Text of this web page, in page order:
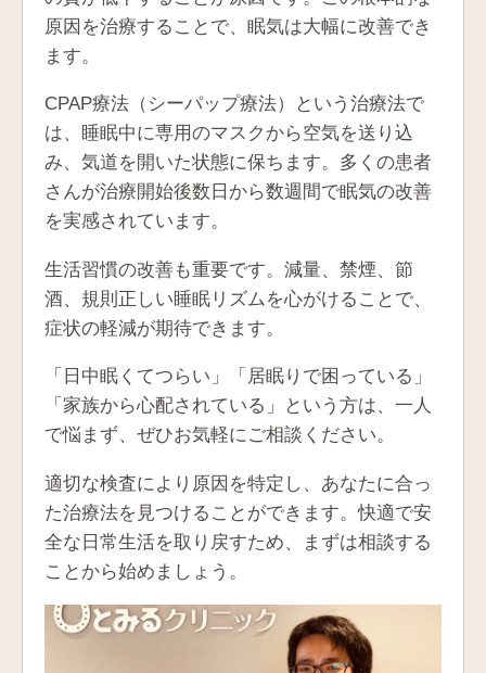
原因を治療することで、眠気は大幅に改善でき
ます。
CPAP療法（シーパップ療法）という治療法で
は、睡眠中に専用のマスクから空気を送り込
み、気道を開いた状態に保ちます。多くの患者
さんが治療開始後数日から数週間で眠気の改善
を実感されています。
生活習慣の改善も重要です。減量、禁煙、節
酒、規則正しい睡眠リズムを心がけることで、
症状の軽減が期待できます。
「日中眠くてつらい」「居眠りで困っている」
「家族から心配されている」という方は、一人
で悩まず、ぜひお気軽にご相談ください。
適切な検査により原因を特定し、あなたに合っ
た治療法を見つけることができます。快適で安
全な日常生活を取り戻すため、まずは相談する
ことから始めましょう。